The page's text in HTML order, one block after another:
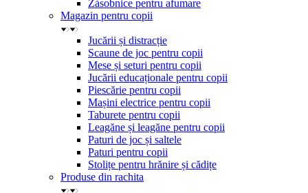
Zásobnice pentru afumare
Magazin pentru copii
Jucării și distracție
Scaune de joc pentru copii
Mese și seturi pentru copii
Jucării educaționale pentru copii
Piescărie pentru copii
Mașini electrice pentru copii
Taburete pentru copii
Leagăne și leagăne pentru copii
Paturi de joc și saltele
Paturi pentru copii
Stolițe pentru hrănire și cădițe
Produse din rachita